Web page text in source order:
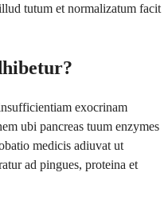
tutum et normalizatum facit
exocrinam
ubi pancreas tuum enzymes
medicis adiuvat ut
ad pingues, proteina et